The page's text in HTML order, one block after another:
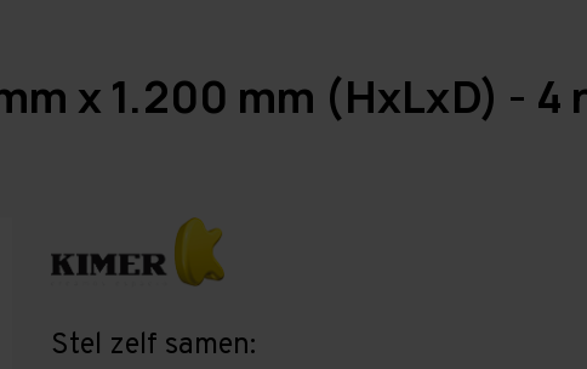
x 1.200 mm (HxLxD) - 4
Stel zelf samen: